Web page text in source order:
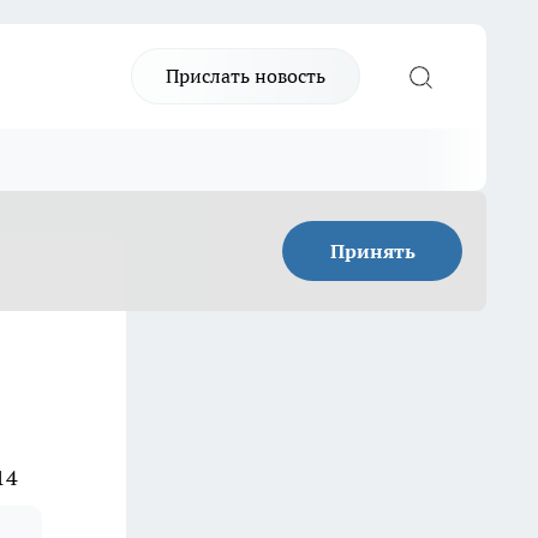
Прислать новость
Принять